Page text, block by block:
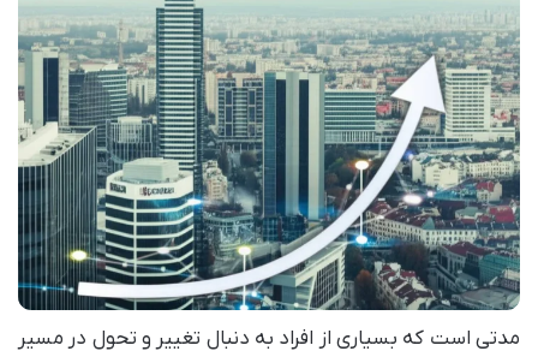
مدتی است که بسیاری از افراد به دنبال تغییر و تحول در مسیر